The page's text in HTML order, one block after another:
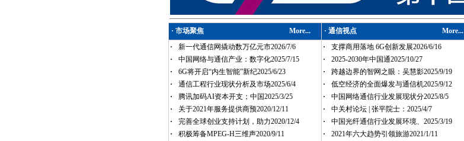
· 市场聚焦 More... · 通信视点 More...
·
新一代通信网撬动数万亿元市2026/7/6
·
中国网络与通信产业：数字化2025/7/15
·
6G将开启“内生智能”新纪2025/6/23
·
通信工程行业现状分析及市场2025/6/4
·
腾讯加码AI资本开支；中国2025/3/25
·
关于2021年服务提供商预2020/12/11
·
完善全球创业支持计划，助力2020/12/4
·
积极筹备MPEG-H三维声2020/9/11
·
支撑商用落地 6G创新发展2026/6/16
·
2025-2030年中国通2025/10/27
·
跨越边界的智网之眼：吴慧影2025/9/19
·
低空经济的全面爆发与通信机2025/9/12
·
中国网络通信行业发展现状分2025/8/5
·
中关村论坛 | 张平院士：2025/4/7
·
中国光纤通信行业发展环境、2025/3/19
·
2021年六大趋势引领旅游2021/1/11